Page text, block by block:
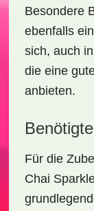
Besondere
ebenfalls
sich, auch
die eine
anbieten.
Für die
Chai